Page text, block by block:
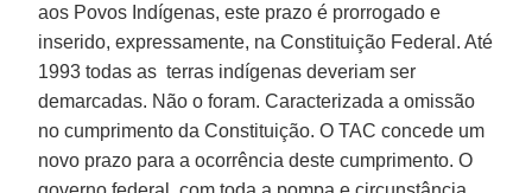
aos Povos Indígenas, este prazo é prorrogado e
inserido, expressamente, na Constituição Federal. Até
1993 todas as terras indígenas deveriam ser
demarcadas. Não o foram. Caracterizada a omissão
no cumprimento da Constituição. O TAC concede um
novo prazo para a ocorrência deste cumprimento. O